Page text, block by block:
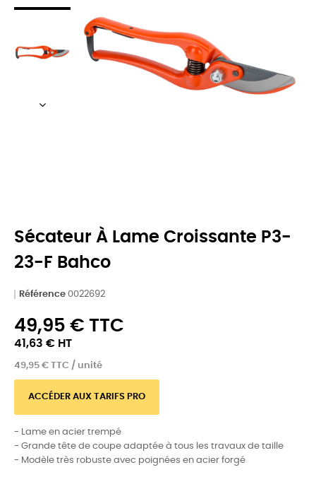
Sécateur À Lame Croissante P3-
23-F Bahco
Référence 0022692
49,95 € TTC
41,63 € HT
49,95 € TTC / unité
ACCÉDER AUX TARIFS PRO
- Lame en acier trempé
- Grande tête de coupe adaptée à tous les travaux de taille
- Modèle très robuste avec poignées en acier forgé